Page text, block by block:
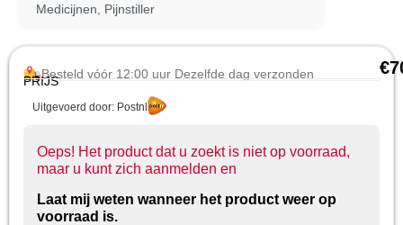
Medicijnen Pijnstiller
Besteld vóór 12:00 uur Dezelfde dag verzonden
PRIJS
€
Uitgevoerd door: Postnl
Oeps! Het product dat u zoekt is niet op voorraad,
maar u kunt zich aanmelden en
Laat mij weten wanneer het product weer op
voorraad is.